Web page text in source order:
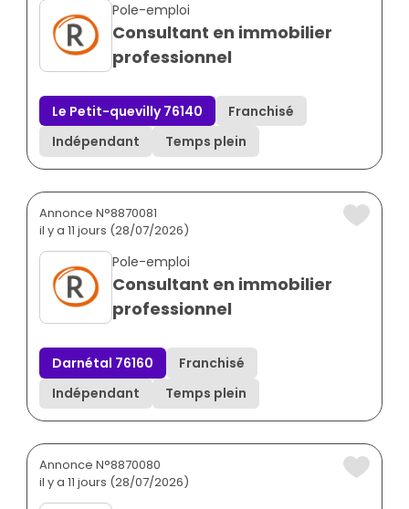
Pole-emploi
Consultant en immobilier
professionnel
Le Petit-quevilly 76140
Franchisé
Indépendant
Temps plein
Annonce N°8870081
il y a 11 jours (28/07/2026)
Pole-emploi
Consultant en immobilier
professionnel
Darnétal 76160
Franchisé
Indépendant
Temps plein
Annonce N°8870080
il y a 11 jours (28/07/2026)